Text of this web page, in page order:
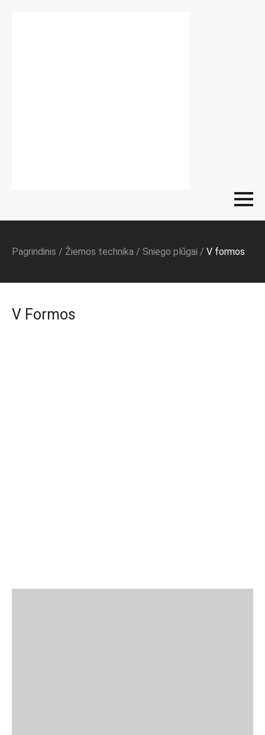
Pagrindinis / Žiemos technika / Sniego plūgai / V formos
V Formos